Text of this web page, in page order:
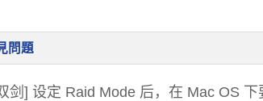
問題
剑] 设定 Raid Mode 后，在 Mac OS 下